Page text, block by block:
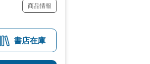
商品情報
書店在庫